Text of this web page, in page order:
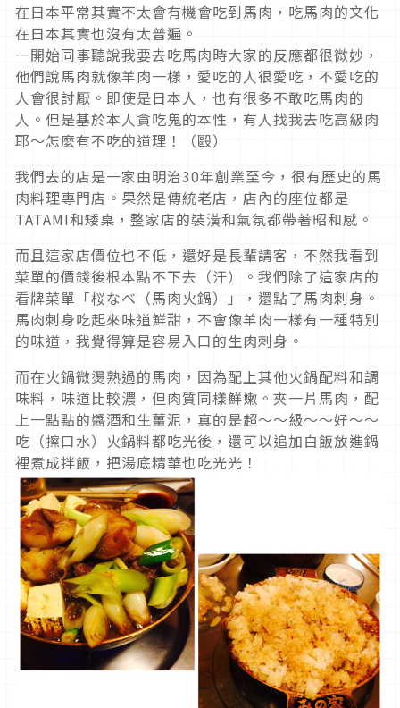
在日本平常其實不太會有機會吃到馬肉，吃馬肉的文化
在日本其實也沒有太普遍。
一開始同事聽說我要去吃馬肉時大家的反應都很微妙，
他們說馬肉就像羊肉一樣，愛吃的人很愛吃，不愛吃的
人會很討厭。即使是日本人，也有很多不敢吃馬肉的
人。但是基於本人貪吃鬼的本性，有人找我去吃高級肉
耶～怎麼有不吃的道理！（毆）
我們去的店是一家由明治30年創業至今，很有歷史的馬
肉料理專門店。果然是傳統老店，店內的座位都是
TATAMI和矮桌，整家店的裝潢和氣氛都帶著昭和感。
而且這家店價位也不低，還好是長輩請客，不然我看到
菜單的價錢後根本點不下去（汗）。我們除了這家店的
看牌菜單「桜なべ（馬肉火鍋）」，還點了馬肉刺身。
馬肉刺身吃起來味道鮮甜，不會像羊肉一樣有一種特別
的味道，我覺得算是容易入口的生肉刺身。
而在火鍋微燙熟過的馬肉，因為配上其他火鍋配料和調
味料，味道比較濃，但肉質同樣鮮嫩。夾一片馬肉，配
上一點點的醬酒和生薑泥，真的是超～～級～～好～～
吃（擦口水）火鍋料都吃光後，還可以追加白飯放進鍋
裡煮成拌飯，把湯底精華也吃光光！